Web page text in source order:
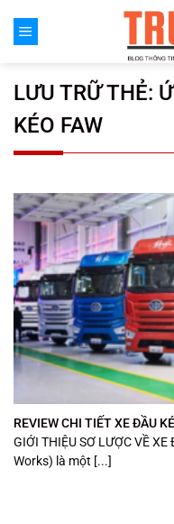
đến
LƯU TRỮ THẺ:
KÉO FAW
REVIEW CHI TIẾT XE ĐẦU
GIỚI THIỆU SƠ LƯỢC VỀ
Works) là một [...]